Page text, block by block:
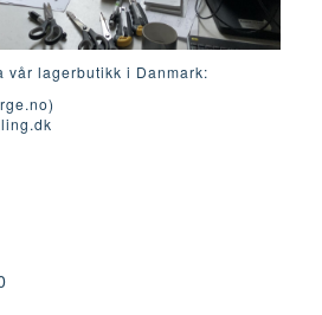
vår lagerbutikk i Danmark: